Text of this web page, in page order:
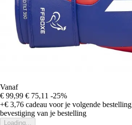
Vanaf
€ 99,99 € 75,11 -25%
+€ 3,76 cadeau voor je volgende bestelling
bevestiging van je bestelling
Loading...